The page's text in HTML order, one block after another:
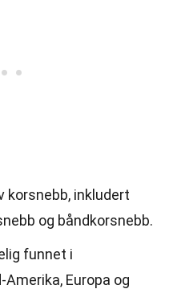
korsnebb, inkludert
og båndkorsnebb.
funnet i
Europa og